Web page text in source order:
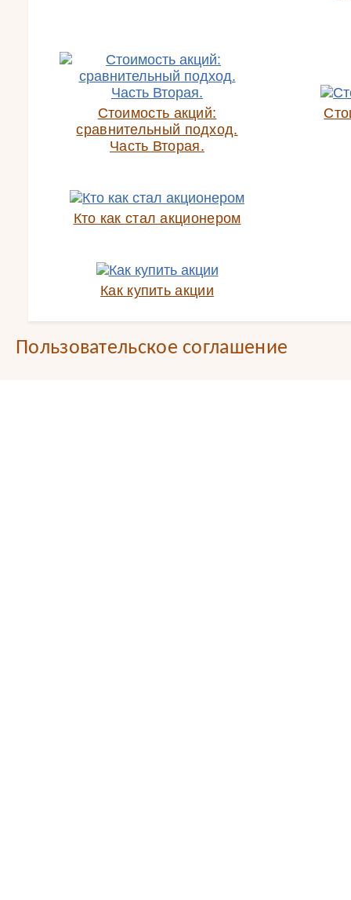
Стоимость акций:
сравнительный подход.
Часть Вторая.
Кто как стал акционером
Как купить акции
Пользовательское соглашение